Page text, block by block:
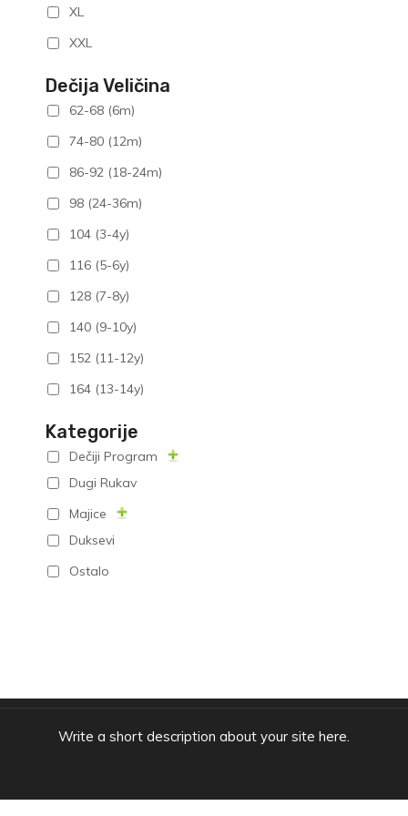
XL
XXL
Dečija Veličina
62-68 (6m)
74-80 (12m)
86-92 (18-24m)
98 (24-36m)
104 (3-4y)
116 (5-6y)
128 (7-8y)
140 (9-10y)
152 (11-12y)
164 (13-14y)
Kategorije
Dečiji Program
Dugi Rukav
Majice
Duksevi
Ostalo
Write a short description about your site here.